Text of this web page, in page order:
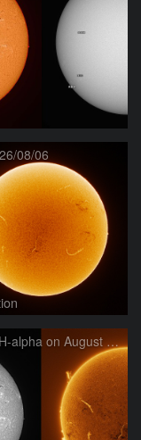
08/06
Sun in H-alpha on August 6, 2026